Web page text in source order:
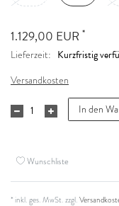
1.129,00 EUR *
Lieferzeit: Kurzfristig
Versandkosten
In den
Wunschliste
* inkl. ges. MwSt. zzgl.